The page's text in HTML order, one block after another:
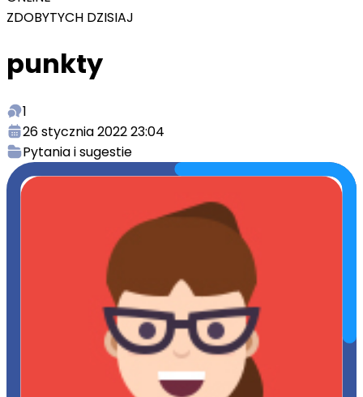
ZDOBYTYCH DZISIAJ
punkty
1
26 stycznia 2022 23:04
Pytania i sugestie